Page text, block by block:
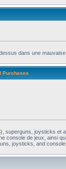
dans une
Purchases
superguns, joysticks
console de jeux, ainsi
joysticks, and